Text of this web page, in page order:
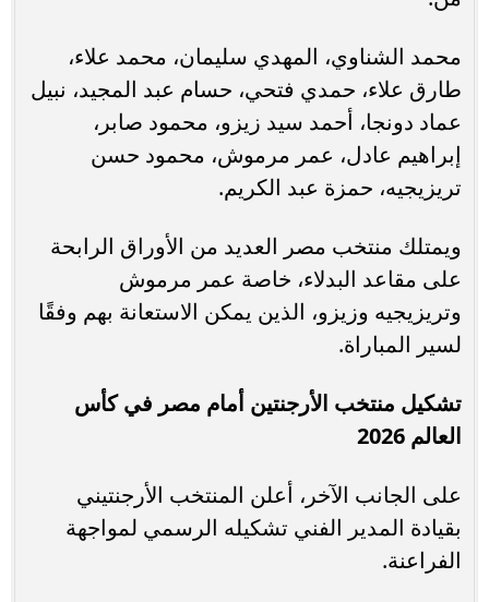
محمد الشناوي، المهدي سليمان، محمد علاء،
طارق علاء، حمدي فتحي، حسام عبد المجيد، نبيل
عماد دونجا، أحمد سيد زيزو، محمود صابر،
إبراهيم عادل، عمر مرموش، محمود حسن
تريزيجيه، حمزة عبد الكريم.
ويمتلك منتخب مصر العديد من الأوراق الرابحة
على مقاعد البدلاء، خاصة عمر مرموش
وتريزيجيه وزيزو، الذين يمكن الاستعانة بهم وفقًا
لسير المباراة.
تشكيل منتخب الأرجنتين أمام مصر في كأس
العالم 2026
على الجانب الآخر، أعلن المنتخب الأرجنتيني
بقيادة المدير الفني تشكيله الرسمي لمواجهة
الفراعنة.